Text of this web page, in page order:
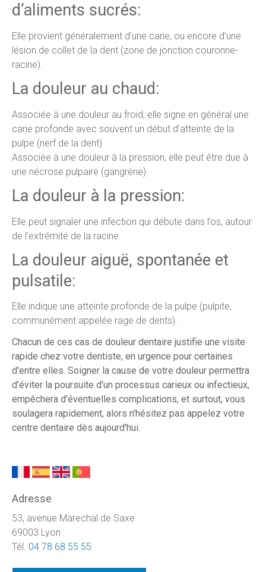
d’aliments sucrés:
Elle provient généralement d’une carie, ou encore d’une
lésion de collet de la dent (zone de jonction couronne-
racine).
La douleur au chaud:
Associée à une douleur au froid, elle signe en général une
carie profonde avec souvent un début d’atteinte de la
pulpe (nerf de la dent)
Associée à une douleur à la pression, elle peut être due à
une nécrose pulpaire (gangrène).
La douleur à la pression:
Elle peut signaler une infection qui débute dans l’os, autour
de l’extrémité de la racine.
La douleur aiguë, spontanée et
pulsatile:
Elle indique une atteinte profonde de la pulpe (pulpite,
communément appelée rage de dents).
Chacun de ces cas de douleur dentaire justifie une visite
rapide chez votre dentiste, en urgence pour certaines
d'entre elles. Soigner la cause de votre douleur permettra
d’éviter la poursuite d’un processus carieux ou infectieux,
empêchera d’éventuelles complications, et surtout, vous
soulagera rapidement, alors n'hésitez pas appelez votre
centre dentaire dès aujourd'hui.
Adresse
53, avenue Marechal de Saxe
69003 Lyon
Tél. 04 78 68 55 55